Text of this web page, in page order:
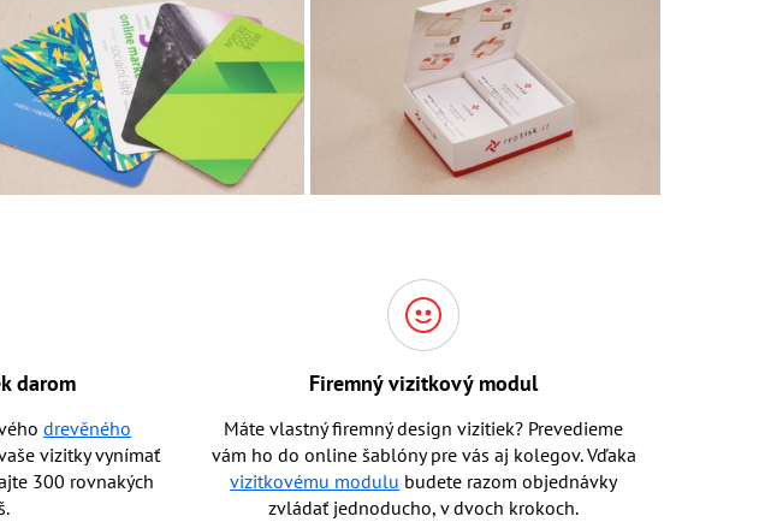
darom
drevěného
vizitky vynímať
300 rovnakých
Firemný vizitkový modul
Máte vlastný firemný design vizitiek? Prevedieme
vám ho do online šablóny pre vás aj kolegov. Vďaka
vizitkovému modulu budete razom objednávky
zvládať jednoducho, v dvoch krokoch.